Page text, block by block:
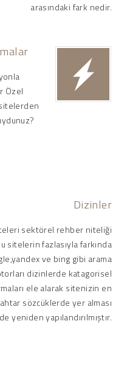
arasındaki fark nedir.
Özel
Dizinler
sektörel rehber niteliği
sitelerin fazlasıyla farkında
ve bing gibi arama
dizinlerde katagorisel
ele alarak sitenizin en
sözcüklerde yer alması
yeniden yapılandırılmıştır.